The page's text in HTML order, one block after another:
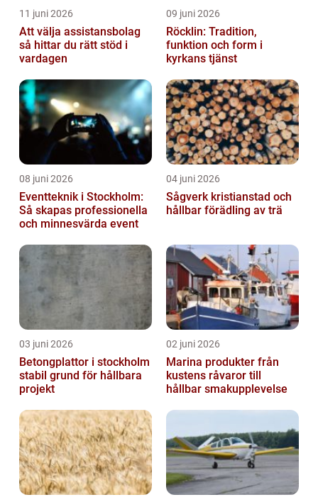
11 juni 2026
Att välja assistansbolag
så hittar du rätt stöd i
vardagen
09 juni 2026
Röcklin: Tradition,
funktion och form i
kyrkans tjänst
08 juni 2026
Eventteknik i Stockholm:
Så skapas professionella
och minnesvärda event
04 juni 2026
Sågverk kristianstad och
hållbar förädling av trä
03 juni 2026
Betongplattor i stockholm
stabil grund för hållbara
projekt
02 juni 2026
Marina produkter från
kustens råvaror till
hållbar smakupplevelse